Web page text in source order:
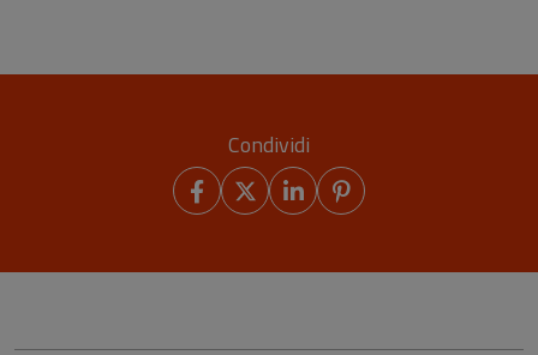
Condividi